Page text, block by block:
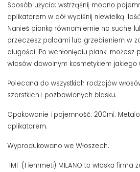
Sposób użycia: wstrząśnij mocno
aplikatorem w dół wyciśnij niewielką
Nanieś piankę równomiernie na suche
przeczesz palcami lub grzebieniem w
długości. Po wchłonięciu pianki możesz
włosów dowolnym kosmetykiem jakiego
Polecana do wszystkich rodzajów
szorstkich i pozbawionych blasku.
Opakowanie i pojemność: 200ml.
aplikatorem.
Wyprodukowano we Włoszech.
TMT (Tiemmeti) MILANO to włoska firma